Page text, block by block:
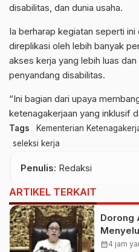
disabilitas, dan dunia usaha.
Ia berharap kegiatan seperti
direplikasi oleh lebih banyak
akses kerja yang lebih luas
penyandang disabilitas.
“Ini bagian dari upaya
ketenagakerjaan yang inklusif
Tags Kementerian
seleksi kerja
Penulis: Redaksi
ARTIKEL TERKAIT
Dorong
calendar_month4 jam